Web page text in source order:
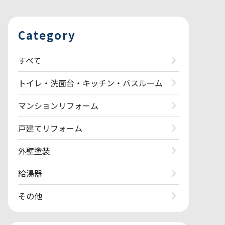
Category
すべて
トイレ・洗面台・キッチン・バスルーム
マンションリフォーム
戸建てリフォーム
外壁塗装
給湯器
その他